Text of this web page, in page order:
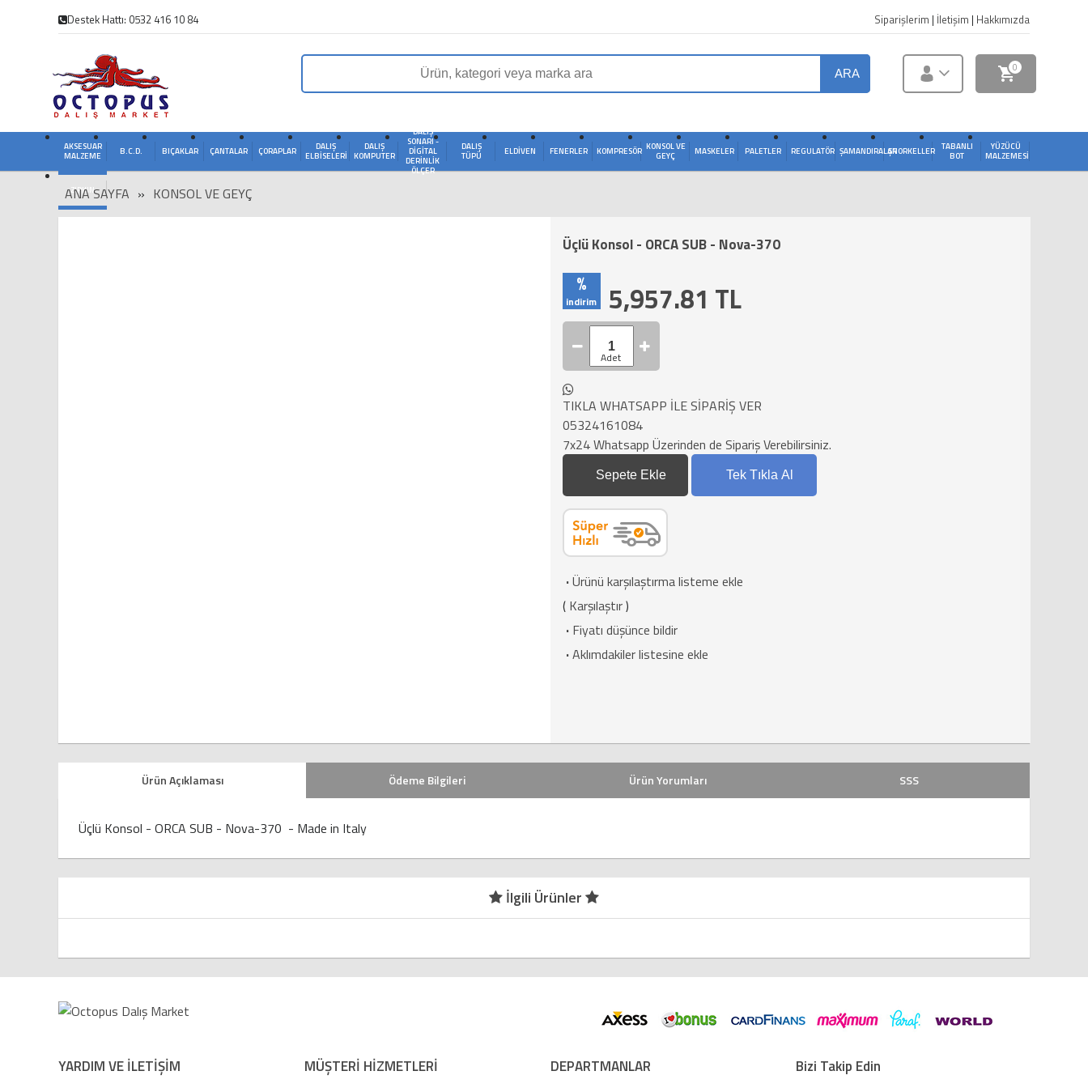
Destek Hattı: 0532 416 10 84 Siparişlerim | İletişim | Hakkımızda
ARA 0
AKSESUAR
MALZEME
B.C.D. BIÇAKLAR ÇANTALAR ÇORAPLAR
DALIŞ
ELBISELERI
DALIŞ
KOMPUTER
DALIŞ
SONARI -
DIGITAL
DERINLIK
ÖLÇER
DALIŞ
TÜPÜ
ELDIVEN FENERLER KOMPRESÖR KONSOL VE
GEYÇ
MASKELER PALETLER REGULATÖR ŞAMANDIRALARŞNORKELLER TABANLI
BOT
YÜZÜCÜ
MALZEMESI
ZIPKIN
ANA SAYFA » KONSOL VE GEYÇ
Üçlü Konsol - ORCA SUB - Nova-370
%
indirim 5,957.81 TL
TIKLA WHATSAPP İLE SİPARİŞ VER
05324161084
7x24 Whatsapp Üzerinden de Sipariş Verebilirsiniz.
Sepete Ekle Tek Tıkla Al
·Ürünü karşılaştırma listeme ekle
( Karşılaştır)
· Fiyatı düşünce bildir
·Aklımdakiler listesine ekle
Ürün Açıklaması Ödeme Bilgileri Ürün Yorumları SSS
Üçlü Konsol - ORCA SUB - Nova-370 - Made in Italy
İlgili Ürünler
YARDIM VE İLETİŞİM MÜŞTERİ HİZMETLERİ DEPARTMANLAR Bizi Takip Edin